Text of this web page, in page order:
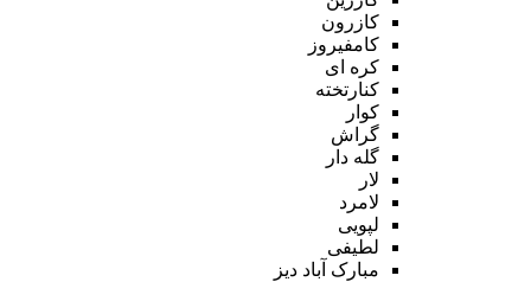
کازرون
کامفیروز
کره ای
کنارتخته
کوار
گراش
گله دار
لار
لامرد
لپویی
لطیفی
مبارک آباد دیز